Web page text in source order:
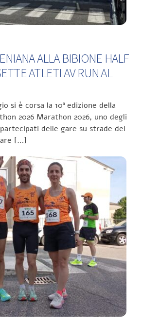
ALLA BIBIONE HALF
ATLETI AV RUN AL
si è corsa la 10ª edizione della
2026 Marathon 2026, uno degli
delle gare su strade del
[…]